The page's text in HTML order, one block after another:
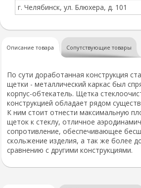
г. Челябинск, ул. Блюхера, д. 101
Описание товара Сопутствующие товары
По сути доработанная конструкция
щетки - металлический каркас был
корпус-обтекатель. Щетка
конструкцией обладает рядом
К ним стоит отнести максимальную
щеток к стеклу, отличное
сопротивление, обеспечивающее
скольжение изделия, а так же более
сравнению с другими конструкциями.